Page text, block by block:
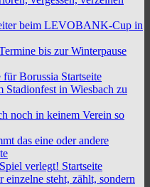
beim LEVOBANK-Cup in
bis zur Winterpause
für Borussia Startseite
Stadionfest in Wiesbach zu
noch in keinem Verein so
das eine oder andere
verlegt! Startseite
einzelne steht, zählt, sondern